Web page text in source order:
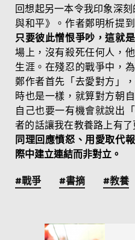
回想起另一本令我印象深
與和平》。作者鄭明析提到
只要彼此憎恨爭吵，這就
場上，沒有殺死任何人，
生涯。在殘忍的戰爭中，
鄭作者首先「去愛對方」
時也是一樣，就算對方朝
自己也要一有機會就說出
者的話讓我在教養路上有
同理回應憤怒、用愛取代
際中建立連結而非對立。
#戰爭 #書摘 #教養